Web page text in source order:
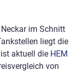
im Schnitt
liegt die
aktuell die HEM
von